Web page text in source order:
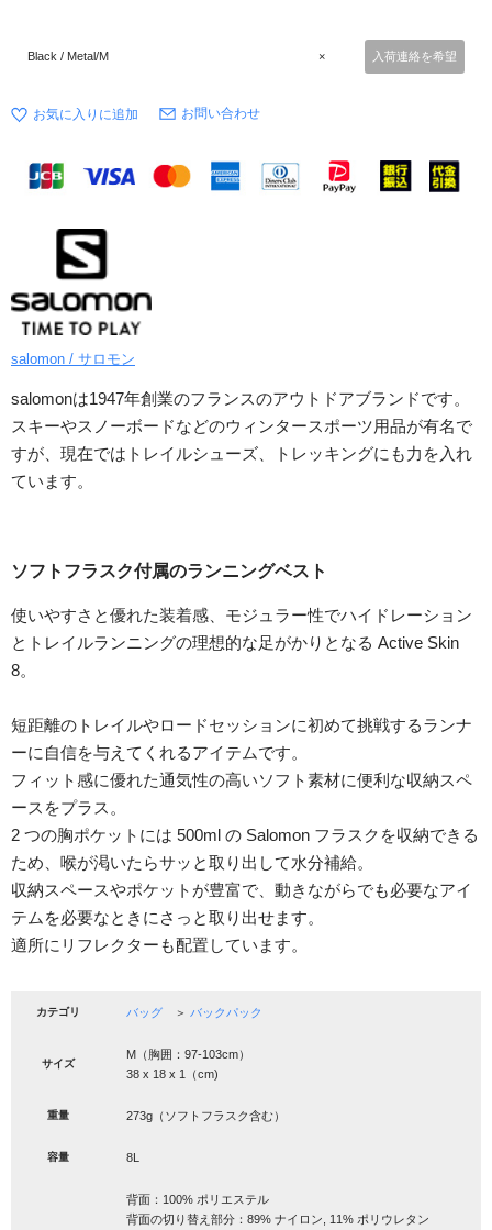
Black / Metal/M × 入荷連絡を希望
お問い合わせ
salomon / サロモン
salomonは1947年創業のフランスのアウトドアブランドです。
スキーやスノーボードなどのウィンタースポーツ用品が有名で
すが、現在ではトレイルシューズ、トレッキングにも力を入れ
ています。
ソフトフラスク付属のランニングベスト
使いやすさと優れた装着感、モジュラー性でハイドレーション
とトレイルランニングの理想的な足がかりとなる Active Skin
8。
短距離のトレイルやロードセッションに初めて挑戦するランナ
ーに自信を与えてくれるアイテムです。
フィット感に優れた通気性の高いソフト素材に便利な収納スペ
ースをプラス。
2 つの胸ポケットには 500ml の Salomon フラスクを収納できる
ため、喉が渇いたらサッと取り出して水分補給。
収納スペースやポケットが豊富で、動きながらでも必要なアイ
テムを必要なときにさっと取り出せます。
適所にリフレクターも配置しています。
カテゴリ バッグ ＞ バックパック
サイズ
M（胸囲：97-103cm）
38 x 18 x 1（cm)
重量 273g（ソフトフラスク含む）
容量 8L
背面：100% ポリエステル
背面の切り替え部分：89% ナイロン, 11% ポリウレタン